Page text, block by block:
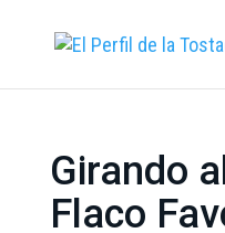
Girando
Flaco